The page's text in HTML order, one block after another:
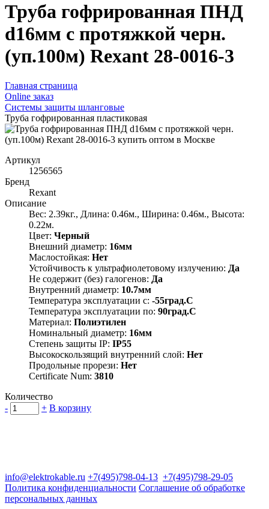
Труба гофрированная ПНД
d16мм с протяжкой черн.
(уп.100м) Rexant 28-0016-3
Главная страница
Оnline заказ
Системы защиты шланговые
Труба гофрированная пластиковая
Артикул
1256565
Бренд
Rexant
Описание
Вес: 2.39кг., Длина: 0.46м., Ширина: 0.46м., Высота:
0.22м.
Цвет: Черный
Внешний диаметр: 16мм
Маслостойкая: Нет
Устойчивость к ультрафиолетовому излучению: Да
Не содержит (без) галогенов: Да
Внутренний диаметр: 10.7мм
Температура эксплуатации с: -55град.C
Температура эксплуатации по: 90град.C
Материал: Полиэтилен
Номинальный диаметр: 16мм
Степень защиты IP: IP55
Высокоскользящий внутренний слой: Нет
Продольные прорези: Нет
Certificate Num: 3810
Количество
-
+ В корзину
info@elektrokable.ru +7(495)798-04-13 +7(495)798-29-05
Политика конфиденциальности Соглашение об обработке
персональных данных